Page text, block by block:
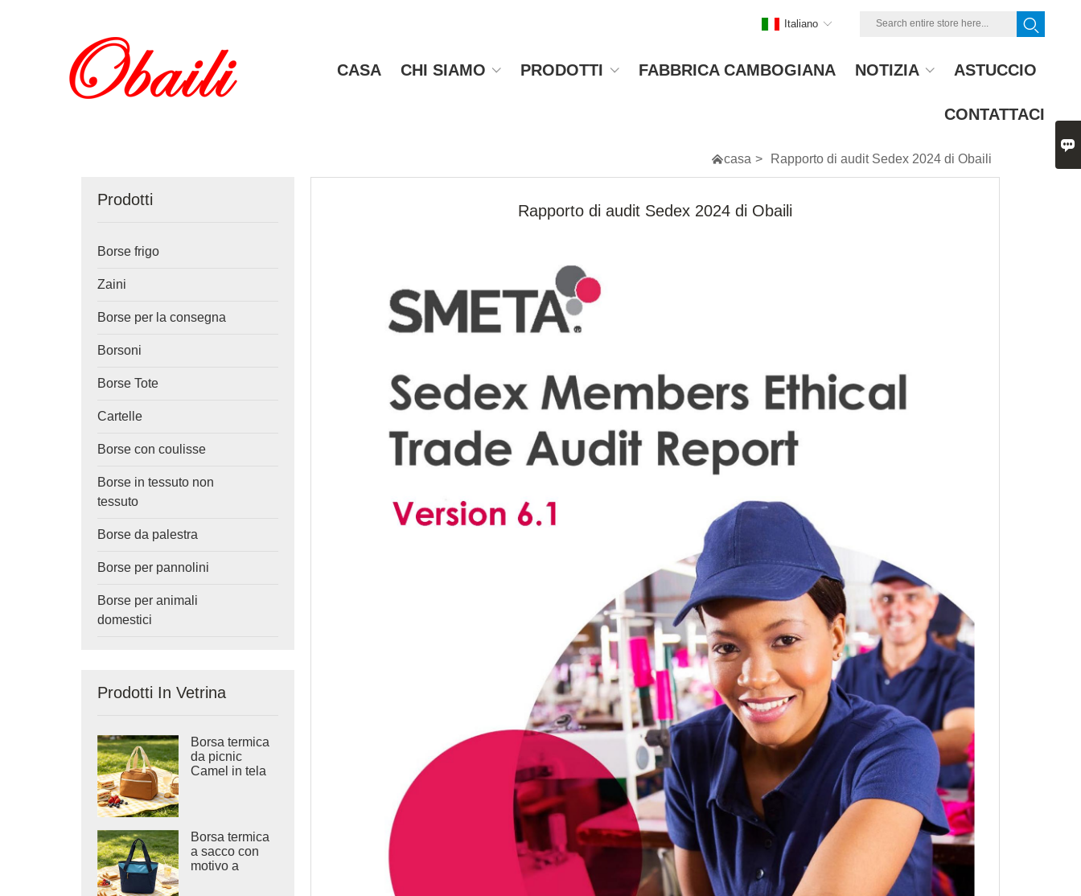
CASA CHI SIAMO PRODOTTI FABBRICA CAMBOGIANA NOTIZIA ASTUCCIO
CONTATTACI
Italiano
casa > Rapporto di audit Sedex 2024 di Obaili
Prodotti
Borse frigo
Zaini
Borse per la consegna
Borsoni
Borse Tote
Cartelle
Borse con coulisse
Borse in tessuto non
tessuto
Borse da palestra
Borse per pannolini
Borse per animali
domestici
Prodotti In Vetrina
Borsa termica
da picnic
Camel in tela
Borsa termica
a sacco con
motivo a
Rapporto di audit Sedex 2024 di Obaili
